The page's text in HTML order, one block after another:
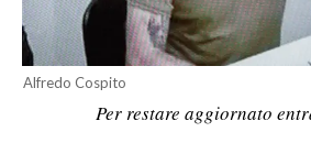
TENNIS
ALTRI SPORT
Alfredo Cospito
Per restare aggiornato